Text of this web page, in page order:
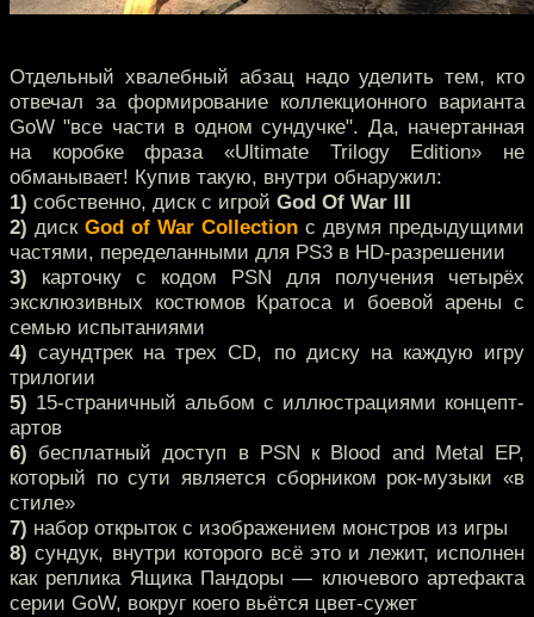
Отдельный хвалебный абзац надо уделить тем, кто
отвечал за формирование коллекционного варианта
GoW "все части в одном сундучке". Да, начертанная
на коробке фраза «Ultimate Trilogy Edition» не
обманывает! Купив такую, внутри обнаружил:
1) собственно, диск с игрой God Of War III
2) диск God of War Collection с двумя предыдущими
частями, переделанными для PS3 в HD-разрешении
3) карточку с кодом PSN для получения четырёх
эксклюзивных костюмов Кратоса и боевой арены с
семью испытаниями
4) саундтрек на трех CD, по диску на каждую игру
трилогии
5) 15-страничный альбом с иллюстрациями концепт-
артов
6) бесплатный доступ в PSN к Blood and Metal EP,
который по сути является сборником рок-музыки «в
стиле»
7) набор открыток с изображением монстров из игры
8) сундук, внутри которого всё это и лежит, исполнен
как реплика Ящика Пандоры — ключевого артефакта
серии GoW, вокруг коего вьётся цвет-сужет